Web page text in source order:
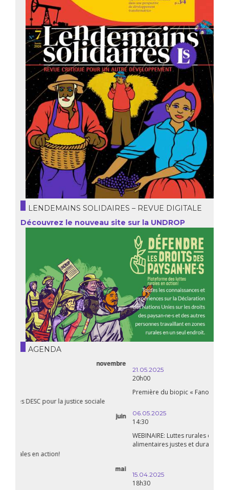
LENDEMAINS SOLIDAIRES – REVUE DIGITALE
Découvrez le nouveau site sur la UNDROP
AGENDA
WEBINAIRE: Luttes rurales en action. Pour des systèmes